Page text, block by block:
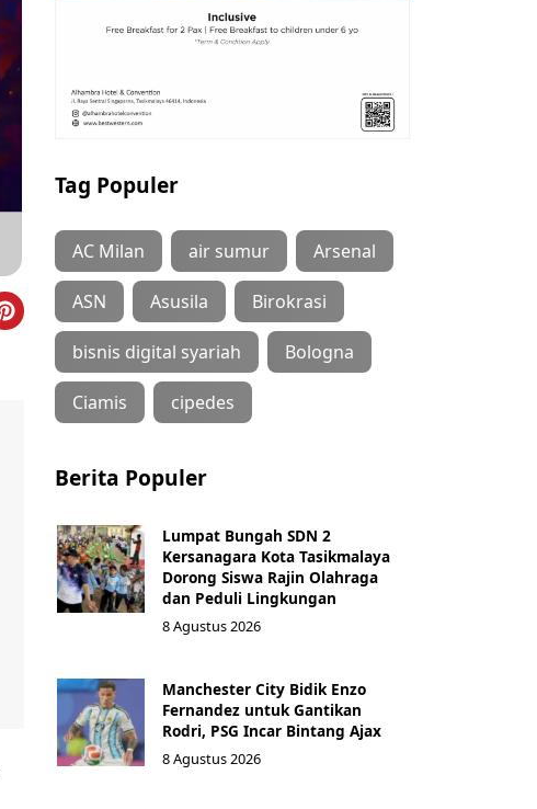
Tag Populer
AC Milan air sumur Arsenal
ASN Asusila Birokrasi
bisnis digital syariah Bologna
Ciamis cipedes
Berita Populer
Lumpat Bungah SDN 2
Kersanagara Kota Tasikmalaya
Dorong Siswa Rajin Olahraga
dan Peduli Lingkungan
8 Agustus 2026
Manchester City Bidik Enzo
Fernandez untuk Gantikan
Rodri, PSG Incar Bintang Ajax
8 Agustus 2026